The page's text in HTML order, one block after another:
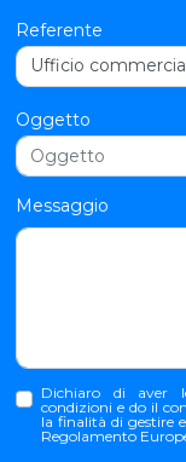
Referente
Oggetto
Messaggio
Dichiaro di aver
condizioni e do il
la finalità di gestire
Regolamento